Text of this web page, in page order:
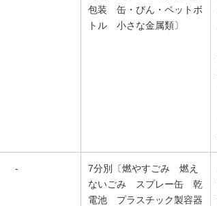
包装 缶・びん・ペットボ
トル 小さな金属類〕
-
7分別〔燃やすごみ 燃え
ないごみ スプレー缶 乾
電池 プラスチック製容器